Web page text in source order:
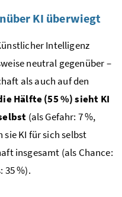
KI überwiegt
Intelligenz
neutral gegenüber –
als auch auf den
Hälfte (55 %) sieht KI
(als Gefahr: 7 %,
sie KI für sich selbst
insgesamt (als Chance:
35 %).